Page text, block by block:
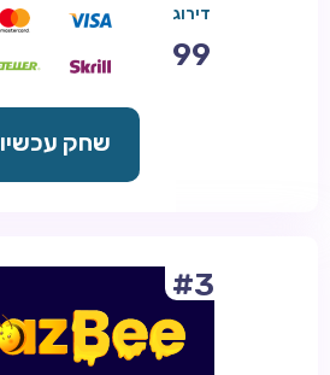
דירוג
99
שחק עכשיו
#3